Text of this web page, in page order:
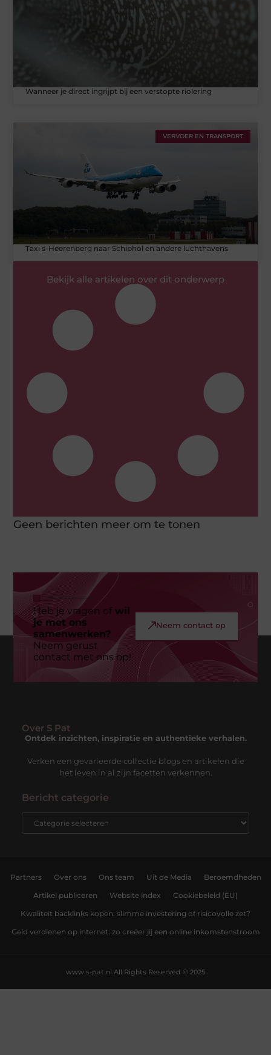
Wanneer je direct ingrijpt bij een verstopte riolering
VERVOER EN TRANSPORT
Taxi s-Heerenberg naar Schiphol en andere luchthavens
Bekijk alle artikelen over dit onderwerp
Geen berichten meer om te tonen
Heb je vragen ofwil
je met ons
samenwerken?
Neem gerust
contact met ons op!
Neem contact op
Over S Pat
Ontdek inzichten, inspiratie en authentieke verhalen.
Verken een gevarieerde collectie blogs en artikelen die
het leven in al zijn facetten verkennen.
Bericht categorie
Partners Over ons Ons team Uit de Media Beroemdheden
Artikel publiceren Website index Cookiebeleid (EU)
Kwaliteit backlinks kopen: slimme investering of risicovolle zet?
Geld verdienen op internet: zo creëer jij een online inkomstenstroom
All Rights Reserved © 2025
www.s-pat.nl.